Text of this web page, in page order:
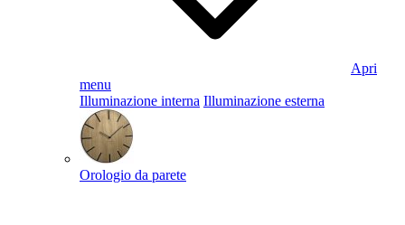
Apri
menu
Illuminazione interna Illuminazione esterna
Orologio da parete